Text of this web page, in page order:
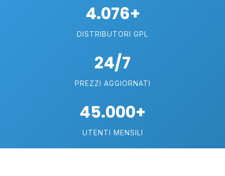
4.076+
DISTRIBUTORI GPL
24/7
PREZZI AGGIORNATI
45.000+
UTENTI MENSILI